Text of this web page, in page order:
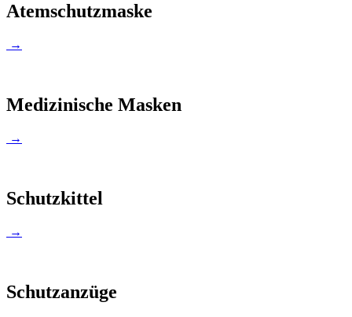
Atemschutzmaske
→
Medizinische Masken
→
Schutzkittel
→
Schutzanzüge